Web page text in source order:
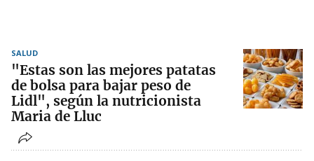
SALUD
"Estas son las mejores patatas
de bolsa para bajar peso de
Lidl", según la nutricionista
Maria de Lluc